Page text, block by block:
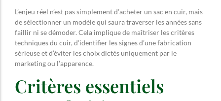
L’enjeu réel n’est pas simplement d’acheter un sac en cuir, mais
de sélectionner un modèle qui saura traverser les années sans
faillir ni se démoder. Cela implique de maîtriser les critères
techniques du cuir, d’identifier les signes d’une fabrication
sérieuse et d’éviter les choix dictés uniquement par le
marketing ou l’apparence.
Critères essentiels